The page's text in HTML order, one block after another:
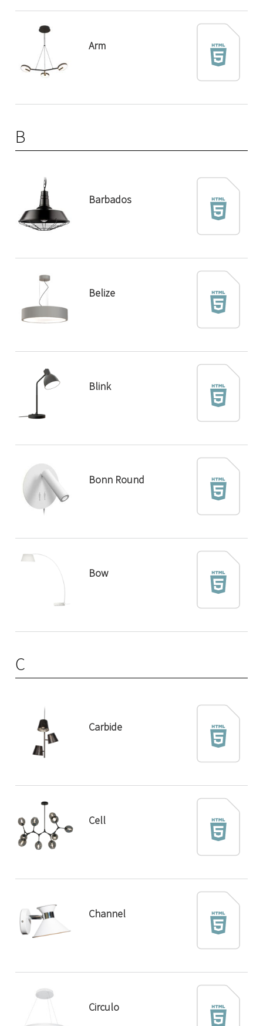
Arm
B
Barbados
Belize
Blink
Bonn Round
Bow
C
Carbide
Cell
Channel
Circulo